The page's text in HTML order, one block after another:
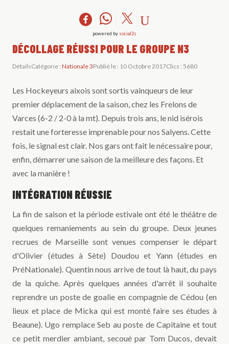
powered by social2s
DÉCOLLAGE RÉUSSI POUR LE GROUPE N3
DétailsCatégorie : Nationale 3Publié le : 10 Octobre 2017Clics : 5680
Les Hockeyeurs aixois sont sortis vainqueurs de leur
premier déplacement de la saison, chez les Frelons de
Varces (6-2 / 2-0 à la mt). Depuis trois ans, le nid isérois
restait une forteresse imprenable pour nos Salyens. Cette
fois, le signal est clair. Nos gars ont fait le nécessaire pour,
enfin, démarrer une saison de la meilleure des façons. Et
avec la manière !
INTÉGRATION RÉUSSIE
La fin de saison et la période estivale ont été le théâtre de
quelques remaniements au sein du groupe. Deux jeunes
recrues de Marseille sont venues compenser le départ
d'Olivier (études à Sète) Doudou et Yann (études en
PréNationale). Quentin nous arrive de tout là haut, du pays
de la quiche. Après quelques années d'arrêt il souhaite
reprendre un poste de goalie en compagnie de Cédou (en
lieux et place de Micka qui est monté faire ses études à
Beaune). Ugo remplace Seb au poste de Capitaine et tout
ce petit merdier ambiant, secoué par Tom Ducos, devait